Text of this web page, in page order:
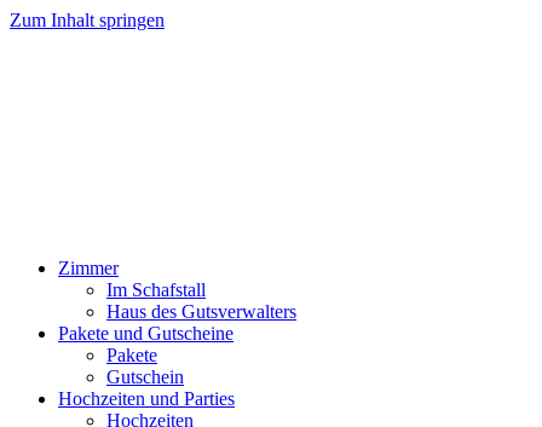
Zum Inhalt springen
Zimmer
Im Schafstall
Haus des Gutsverwalters
Pakete und Gutscheine
Pakete
Gutschein
Hochzeiten und Parties
Hochzeiten